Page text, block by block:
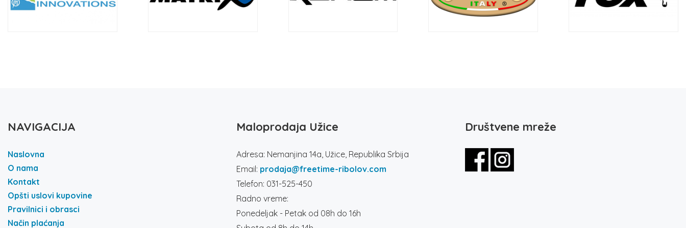
NAVIGACIJA
Naslovna
O nama
Kontakt
Opšti uslovi kupovine
Pravilnici i obrasci
Način plaćanja
Maloprodaja Užice
Adresa: Nemanjina 14a, Užice, Republika Srbija
Email: prodaja@freetime-ribolov.com
Telefon: 031-525-450
Radno vreme:
Ponedeljak - Petak od 08h do 16h
Društvene mreže